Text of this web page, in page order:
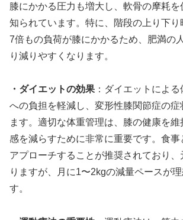
膝にかかる圧力も増大し、軟骨の摩耗
知られています。特に、階段の上り下り
7倍もの負荷が膝にかかるため、肥満の
り減りやすくなります。
・ダイエットの効果 ：ダイエットによ
への負担を軽減し、変形性膝関節症の症
ます。適切な体重管理は、膝の健康を
感を減らすために非常に重要です。食事
アプローチすることが推奨されており、
りますが、月に1〜2kgの減量ペースが
す。